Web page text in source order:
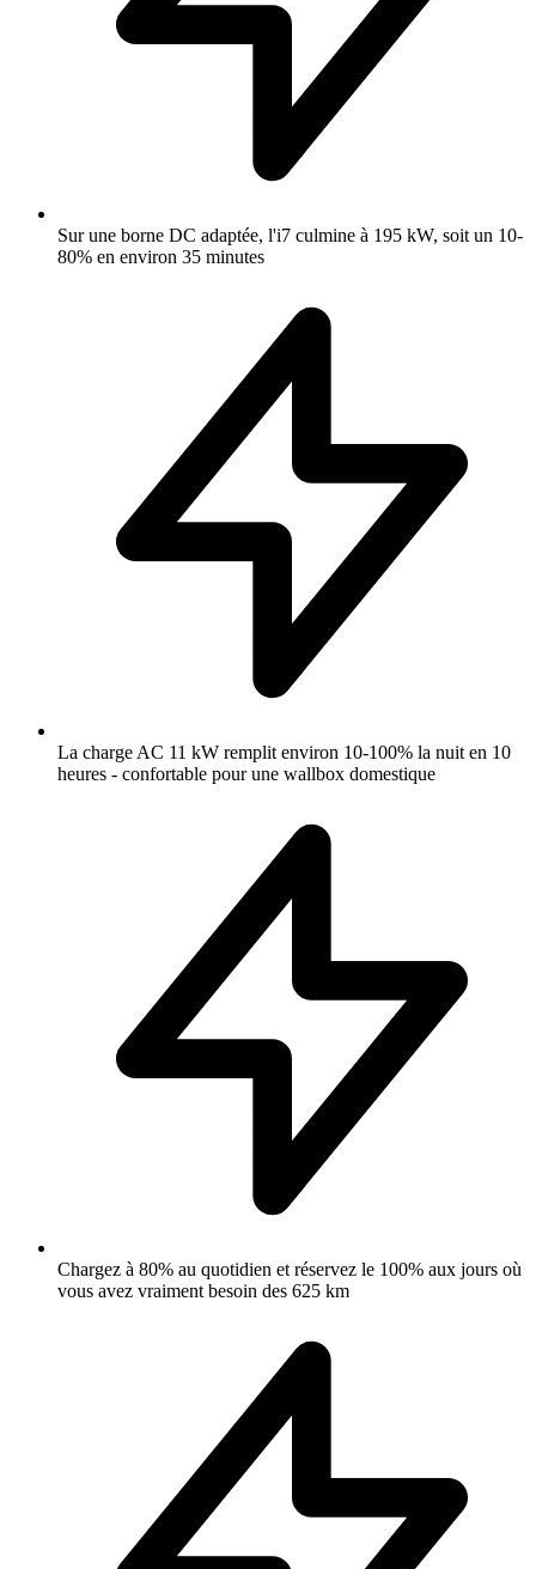
Sur une borne DC adaptée, l'i7 culmine à 195 kW, soit un 10-
80% en environ 35 minutes
La charge AC 11 kW remplit environ 10-100% la nuit en 10
heures - confortable pour une wallbox domestique
Chargez à 80% au quotidien et réservez le 100% aux jours où
vous avez vraiment besoin des 625 km